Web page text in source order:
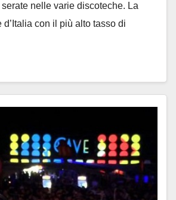
nelle varie discoteche. La
con il più alto tasso di